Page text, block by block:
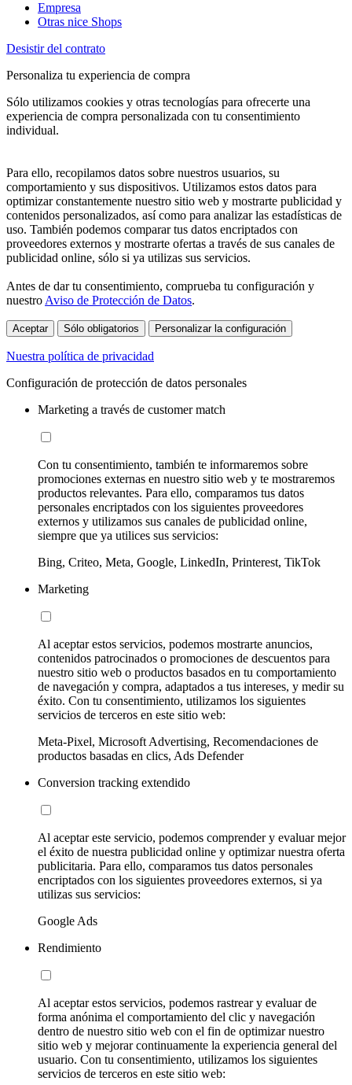
Empresa
Otras nice Shops
Desistir del contrato
Personaliza tu experiencia de compra
Sólo utilizamos cookies y otras tecnologías para ofrecerte una
experiencia de compra personalizada con tu consentimiento
individual.
Para ello, recopilamos datos sobre nuestros usuarios, su
comportamiento y sus dispositivos. Utilizamos estos datos para
optimizar constantemente nuestro sitio web y mostrarte publicidad y
contenidos personalizados, así como para analizar las estadísticas de
uso. También podemos comparar tus datos encriptados con
proveedores externos y mostrarte ofertas a través de sus canales de
publicidad online, sólo si ya utilizas sus servicios.
Antes de dar tu consentimiento, comprueba tu configuración y
nuestro Aviso de Protección de Datos.
Aceptar Sólo obligatorios Personalizar la configuración
Nuestra política de privacidad
Configuración de protección de datos personales
Marketing a través de customer match
Con tu consentimiento, también te informaremos sobre
promociones externas en nuestro sitio web y te mostraremos
productos relevantes. Para ello, comparamos tus datos
personales encriptados con los siguientes proveedores
externos y utilizamos sus canales de publicidad online,
siempre que ya utilices sus servicios:
Bing, Criteo, Meta, Google, LinkedIn, Printerest, TikTok
Marketing
Al aceptar estos servicios, podemos mostrarte anuncios,
contenidos patrocinados o promociones de descuentos para
nuestro sitio web o productos basados en tu comportamiento
de navegación y compra, adaptados a tus intereses, y medir su
éxito. Con tu consentimiento, utilizamos los siguientes
servicios de terceros en este sitio web:
Meta-Pixel, Microsoft Advertising, Recomendaciones de
productos basadas en clics, Ads Defender
Conversion tracking extendido
Al aceptar este servicio, podemos comprender y evaluar mejor
el éxito de nuestra publicidad online y optimizar nuestra oferta
publicitaria. Para ello, comparamos tus datos personales
encriptados con los siguientes proveedores externos, si ya
utilizas sus servicios:
Google Ads
Rendimiento
Al aceptar estos servicios, podemos rastrear y evaluar de
forma anónima el comportamiento del clic y navegación
dentro de nuestro sitio web con el fin de optimizar nuestro
sitio web y mejorar continuamente la experiencia general del
usuario. Con tu consentimiento, utilizamos los siguientes
servicios de terceros en este sitio web: